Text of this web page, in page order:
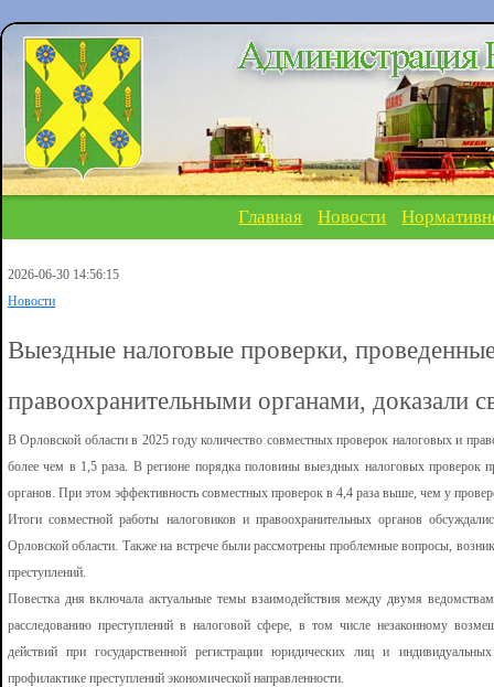
Главная Новости
2026-06-30 14:56:15
Новости
Выездные налоговые проверки,
правоохранительными органами, доказали
В Орловской области в 2025 году количество совместных проверок налоговых и
более чем в 1,5 раза. В регионе порядка половины выездных налоговых проверок
органов. При этом эффективность совместных проверок в 4,4 раза выше, чем у
Итоги совместной работы налоговиков и правоохранительных органов
Орловской области. Также на встрече были рассмотрены проблемные вопросы,
преступлений.
Повестка дня включала актуальные темы взаимодействия между двумя
расследованию преступлений в налоговой сфере, в том числе незаконному
действий при государственной регистрации юридических лиц и
профилактике преступлений экономической направленности.